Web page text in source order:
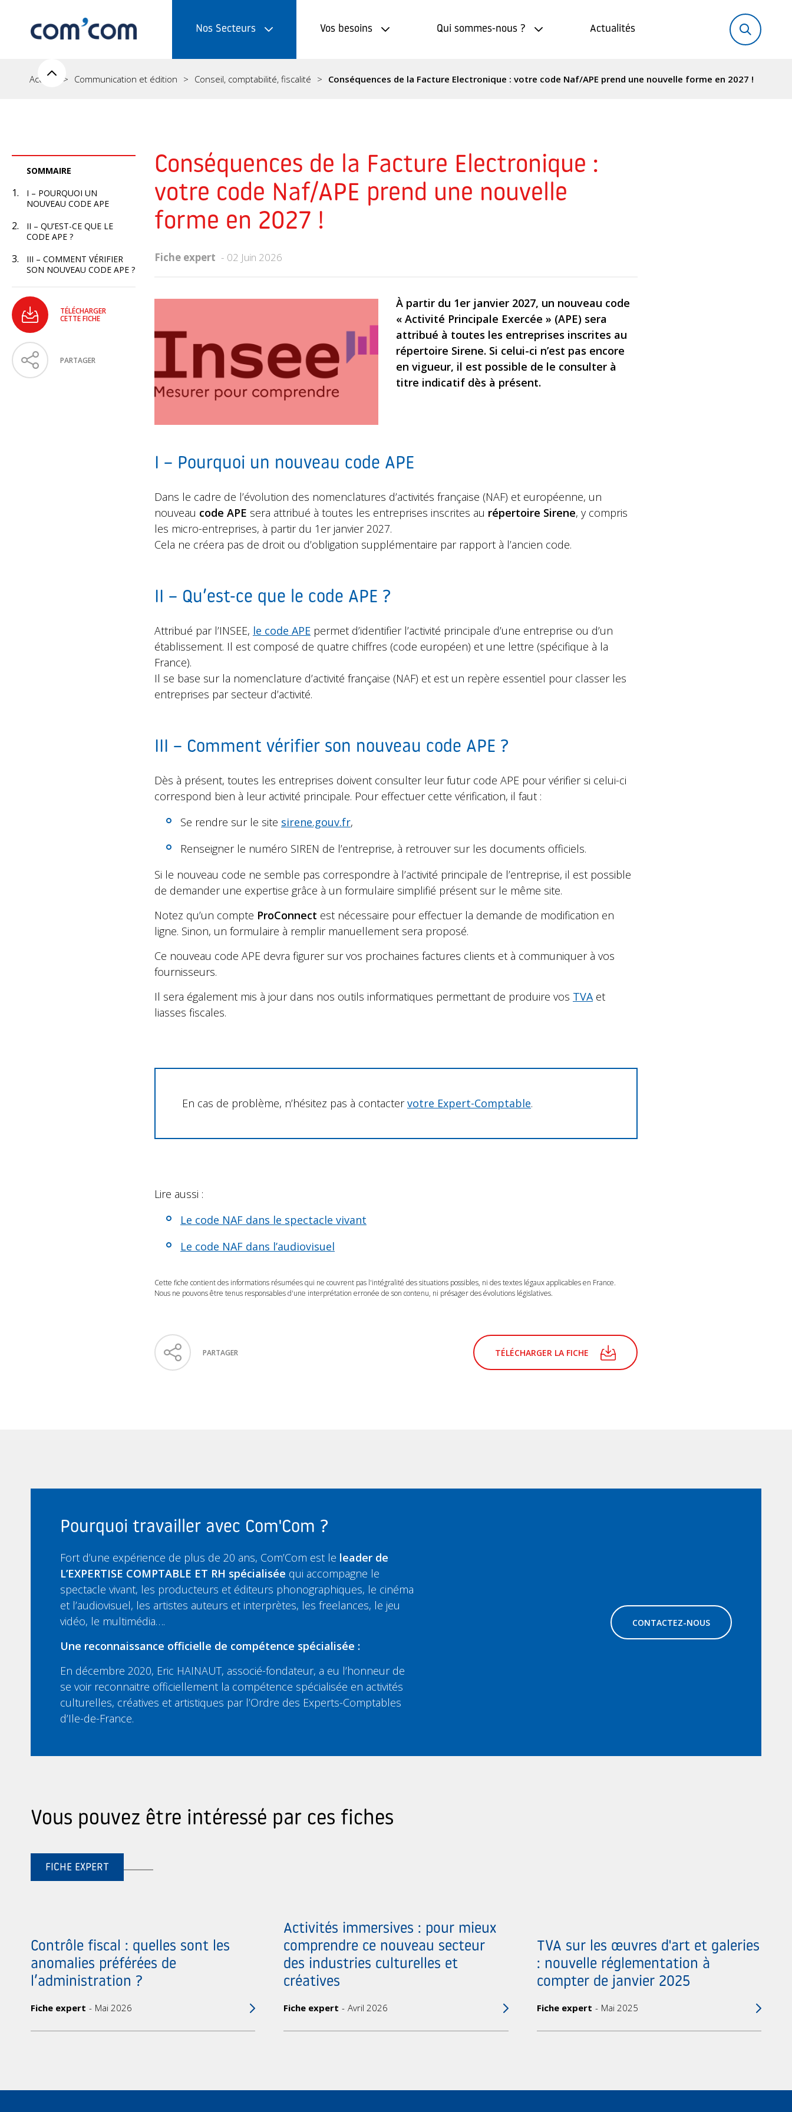
Nos Secteurs Vos besoins Qui sommes-nous ? Actualités
Rechercher:
Accueil Communication et édition Conseil, comptabilité, fiscalité Conséquences de la Facture Electronique : votre code Naf/APE prend une nouvelle forme en 2027 !
Conséquences de la Facture Electronique :
votre code Naf/APE prend une nouvelle
forme en 2027 !
Fiche expert 02 Juin 2026
SOMMAIRE
I – POURQUOI UN
NOUVEAU CODE APE
II – QU’EST-CE QUE LE
CODE APE ?
III – COMMENT VÉRIFIER
SON NOUVEAU CODE APE ?
TÉLÉCHARGER
CETTE FICHE
PARTAGER
À partir du 1er janvier 2027, un nouveau code
« Activité Principale Exercée » (APE) sera
attribué à toutes les entreprises inscrites au
répertoire Sirene. Si celui-ci n’est pas encore
en vigueur, il est possible de le consulter à
titre indicatif dès à présent.
I – Pourquoi un nouveau code APE
Dans le cadre de l’évolution des nomenclatures d’activités française (NAF) et européenne, un
nouveau code APE sera attribué à toutes les entreprises inscrites au répertoire Sirene, y compris
les micro-entreprises, à partir du 1er janvier 2027.
Cela ne créera pas de droit ou d’obligation supplémentaire par rapport à l’ancien code.
II – Qu’est-ce que le code APE ?
Attribué par l’INSEE, le code APE permet d’identifier l’activité principale d’une entreprise ou d’un
établissement. Il est composé de quatre chiffres (code européen) et une lettre (spécifique à la
France).
Il se base sur la nomenclature d’activité française (NAF) et est un repère essentiel pour classer les
entreprises par secteur d’activité.
III – Comment vérifier son nouveau code APE ?
Dès à présent, toutes les entreprises doivent consulter leur futur code APE pour vérifier si celui-ci
correspond bien à leur activité principale. Pour effectuer cette vérification, il faut :
Se rendre sur le site sirene.gouv.fr,
Renseigner le numéro SIREN de l’entreprise, à retrouver sur les documents officiels.
Si le nouveau code ne semble pas correspondre à l’activité principale de l’entreprise, il est possible
de demander une expertise grâce à un formulaire simplifié présent sur le même site.
Notez qu’un compte ProConnect est nécessaire pour effectuer la demande de modification en
ligne. Sinon, un formulaire à remplir manuellement sera proposé.
Ce nouveau code APE devra figurer sur vos prochaines factures clients et à communiquer à vos
fournisseurs.
Il sera également mis à jour dans nos outils informatiques permettant de produire vos TVAet
liasses fiscales.
En cas de problème, n’hésitez pas à contactervotre Expert-Comptable.
Lire aussi :
Le code NAF dans le spectacle vivant
Le code NAF dans l’audiovisuel
Cette fiche contient des informations résumées qui ne couvrent pas l'intégralité des situations possibles, ni des textes légaux applicables en France.
Nous ne pouvons être tenus responsables d'une interprétation erronée de son contenu, ni présager des évolutions législatives.
PARTAGER TÉLÉCHARGER LA FICHE
Pourquoi travailler avec Com'Com ?
Fort d’une expérience de plus de 20 ans, Com’Com est le leader de
L’EXPERTISE COMPTABLE ET RH spécialisée qui accompagne le
spectacle vivant, les producteurs et éditeurs phonographiques, le cinéma
et l’audiovisuel, les artistes auteurs et interprètes, les freelances, le jeu
vidéo, le multimédia….
Une reconnaissance officielle de compétence spécialisée :
En décembre 2020, Eric HAINAUT, associé-fondateur, a eu l’honneur de
se voir reconnaitre officiellement la compétence spécialisée en activités
culturelles, créatives et artistiques par l’Ordre des Experts-Comptables
d’Ile-de-France.
CONTACTEZ-NOUS
Vous pouvez être intéressé par ces fiches
FICHE EXPERT
Contrôle fiscal : quelles sont les
anomalies préférées de
l’administration ?
Fiche expert Mai 2026
Activités immersives : pour mieux
comprendre ce nouveau secteur
des industries culturelles et
créatives
Fiche expert Avril 2026
TVA sur les œuvres d'art et galeries
: nouvelle réglementation à
compter de janvier 2025
Fiche expert Mai 2025